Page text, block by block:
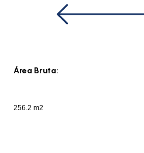
Área Bruta:
256.2 m2